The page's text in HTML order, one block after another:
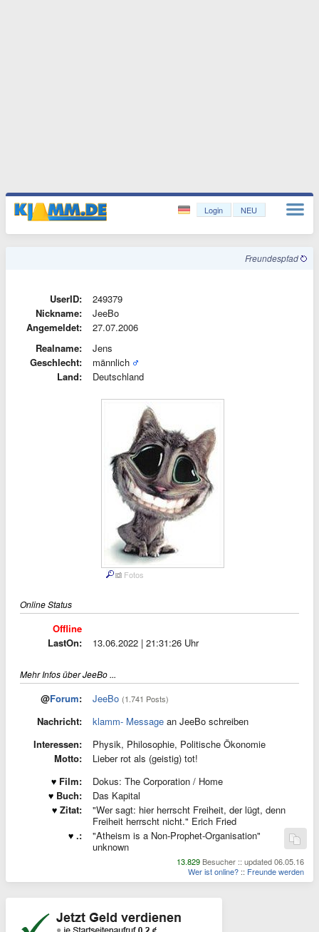
Login NEU
Freundespfad
UserID:
249379
Nickname:
JeeBo
Angemeldet:
27.07.2006
Realname:
Jens
Geschlecht:
männlich
Land:
Deutschland
Fotos
Online Status
Offline
LastOn:
13.06.2022 | 21:31:26 Uhr
Mehr Infos über JeeBo ...
@Forum: JeeBo (1.741 Posts)
Nachricht: klamm- Message an JeeBo schreiben
Interessen:
Physik, Philosophie, Politische Ökonomie
Motto:
Lieber rot als (geistig) tot!
Film:
Dokus: The Corporation / Home
Buch:
Das Kapital
Zitat:
"Wer sagt: hier herrscht Freiheit, der lügt, denn
Freiheit herrscht nicht." Erich Fried
.:
"Atheism is a Non-Prophet-Organisation"
unknown
13.829 Besucher :: updated 06.05.16
Wer ist online? :: Freunde werden